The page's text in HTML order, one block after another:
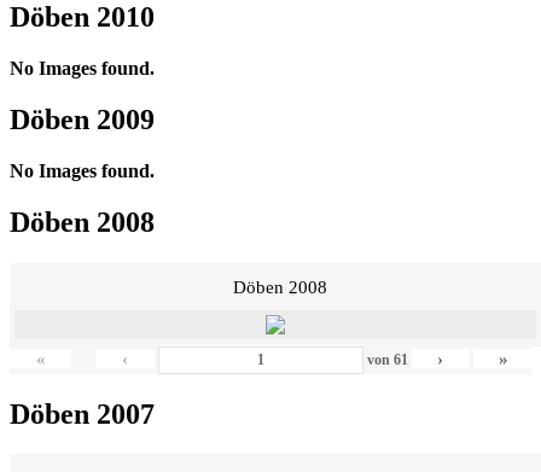
Döben 2010
No Images found.
Döben 2009
No Images found.
Döben 2008
Döben 2008
« ‹ von 61 › »
Döben 2007